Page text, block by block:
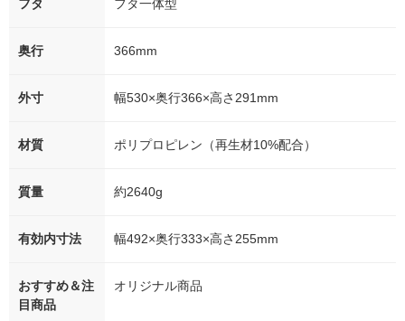
フタ フタ一体型
奥行 366mm
外寸 幅530×奥行366×高さ291mm
材質 ポリプロピレン（再生材10%配合）
質量 約2640g
有効内寸法 幅492×奥行333×高さ255mm
おすすめ＆注
目商品
オリジナル商品